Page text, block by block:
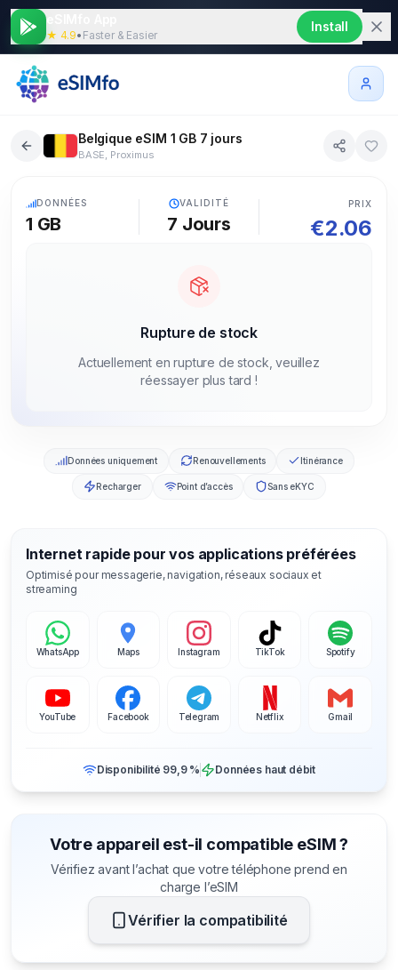
★ 4.9• Faster & Easier
Install
Belgique eSIM 1 GB 7 jours
BASE, Proximus
DONNÉES
1 GB
VALIDITÉ
7 Jours
PRIX
€2.06
Rupture de stock
Actuellement en rupture de stock, veuillez
réessayer plus tard !
Données uniquement Renouvellements Itinérance
Recharger Point d’accès Sans eKYC
Internet rapide pour vos applications préférées
Optimisé pour messagerie, navigation, réseaux sociaux et
streaming
WhatsApp Maps Instagram TikTok Spotify
YouTube Facebook Telegram Netflix Gmail
Disponibilité 99,9 % Données haut débit
Votre appareil est-il compatible eSIM ?
Vérifiez avant l’achat que votre téléphone prend en
charge l’eSIM
Vérifier la compatibilité